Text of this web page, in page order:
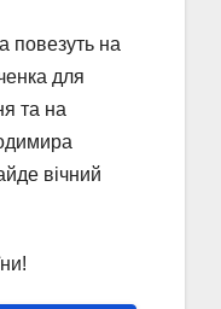
повезуть на
для
та на
вічний